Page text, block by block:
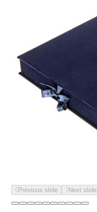
Previous slide Next slide